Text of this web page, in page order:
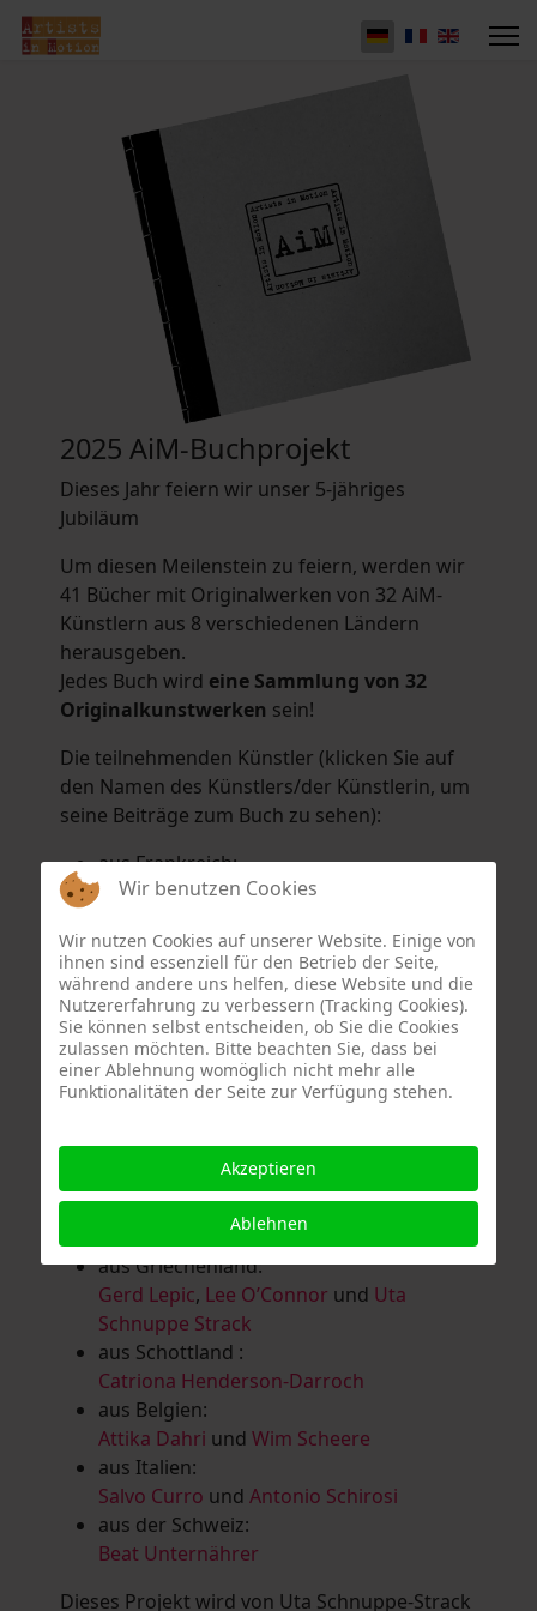
2025 AiM-Buchprojekt
Dieses Jahr feiern wir unser 5-jähriges
Jubiläum
Um diesen Meilenstein zu feiern, werden wir
41 Bücher mit Originalwerken von 32 AiM-
Künstlern aus 8 verschiedenen Ländern
herausgeben.
Jedes Buch wird eine Sammlung von 32
Originalkunstwerken sein!
Die teilnehmenden Künstler (klicken Sie auf
den Namen des Künstlers/der Künstlerin, um
seine Beiträge zum Buch zu sehen):
aus Frankreich:
Hélène Argo,Didier Bonnot
Eric Schaftlein.
aus den Niederlanden:
Dorrety Brookhuis,Natalia Dik,Elise
EekhoutundHenny Schaapman
aus Deutschland:
Salomé Herbst,Andrea Jungnitsch,
Lanzl,Heidrun MalComes,Christa Mayer-
Guntram Prochaska
Schaub,Vera Schaub,Birgit Schweimler &
Serge DevadderundRolf Thärichen
aus Griechenland:
Gerd Lepic, Lee O’Connor und Uta
Schnuppe Strack
aus Schottland :
Catriona Henderson-Darroch
aus Belgien:
Attika Dahri und Wim Scheere
aus Italien:
Salvo Curro und Antonio Schirosi
aus der Schweiz:
Beat Unternährer
Dieses Projekt wird von Uta Schnuppe-Strack
Wir benutzen Cookies
Wir nutzen Cookies auf unserer Website. Einige von
ihnen sind essenziell für den Betrieb der Seite,
während andere uns helfen, diese Website und die
Nutzererfahrung zu verbessern (Tracking Cookies).
Sie können selbst entscheiden, ob Sie die Cookies
zulassen möchten. Bitte beachten Sie, dass bei
einer Ablehnung womöglich nicht mehr alle
Funktionalitäten der Seite zur Verfügung stehen.
Akzeptieren
Ablehnen